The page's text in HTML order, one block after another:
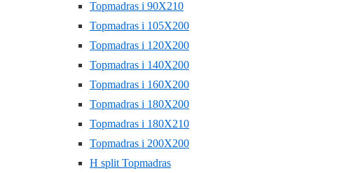
Topmadras i 90X210
Topmadras i 105X200
Topmadras i 120X200
Topmadras i 140X200
Topmadras i 160X200
Topmadras i 180X200
Topmadras i 180X210
Topmadras i 200X200
H split Topmadras